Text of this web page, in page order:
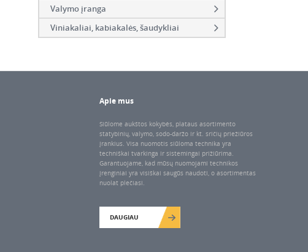
Valymo įranga
Viniakaliai, kabiakalės, šaudykliai
Apie mus
Siūlome aukštos kokybės, plataus asortimento
statybinių, valymo, sodo-daržo ir kt. sričių priežiūros
įrankius. Visa nuomotis siūloma technika yra
techniškai tvarkinga ir sistemingai prižiūrima.
Garantuojame, kad mūsų nuomojami technikos
įrenginiai yra visiškai saugūs naudoti, o asortimentas
nuolat plečiasi.
DAUGIAU